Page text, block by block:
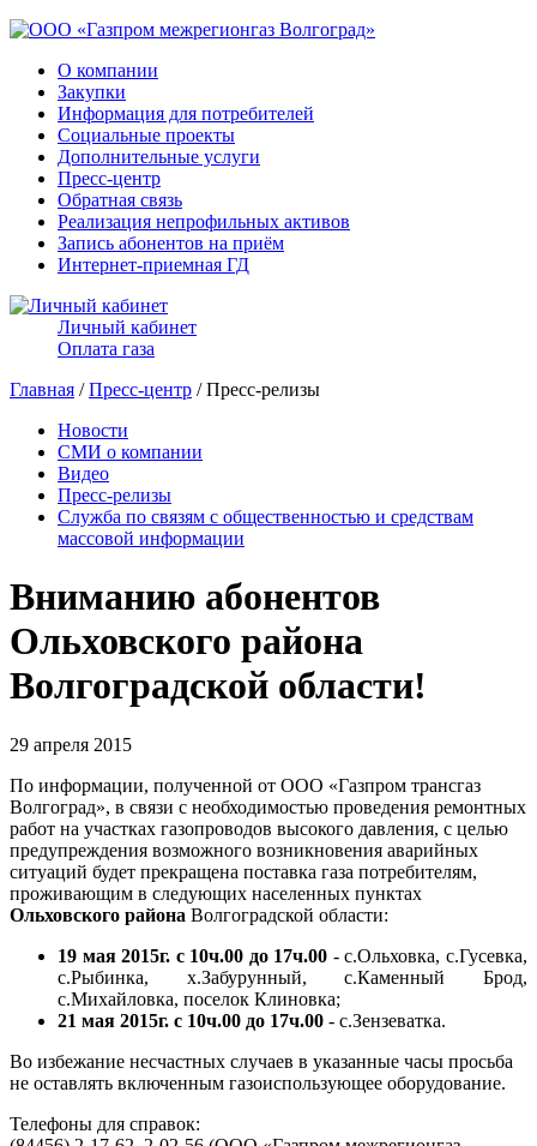
О компании
Закупки
Информация для потребителей
Социальные проекты
Дополнительные услуги
Пресс-центр
Обратная связь
Реализация непрофильных активов
Запись абонентов на приём
Интернет-приемная ГД
Личный кабинет
Оплата газа
Главная /Пресс-центр / Пресс-релизы
Новости
СМИ о компании
Видео
Пресс-релизы
Служба по связям с общественностью и средствам
массовой информации
Вниманию абонентов
Ольховского района
Волгоградской области!
29 апреля 2015
По информации, полученной от ООО «Газпром трансгаз
Волгоград», в связи с необходимостью проведения ремонтных
работ на участках газопроводов высокого давления, с целью
предупреждения возможного возникновения аварийных
ситуаций будет прекращена поставка газа потребителям,
проживающим в следующих населенных пунктах
Ольховского района Волгоградской области:
19 мая 2015г. с 10ч.00 до 17ч.00 - с.Ольховка, с.Гусевка,
с.Рыбинка, х.Забурунный, с.Каменный Брод,
с.Михайловка, поселок Клиновка;
21 мая 2015г. с 10ч.00 до 17ч.00 - с.Зензеватка.
Во избежание несчастных случаев в указанные часы просьба
не оставлять включенным газоиспользующее оборудование.
Телефоны для справок: